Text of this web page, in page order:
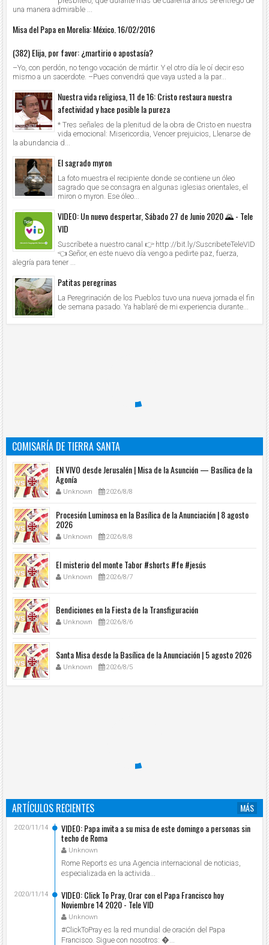
una manera admirable ...
Misa del Papa en Morelia: México. 16/02/2016
(382) Elija, por favor: ¿martirio o apostasía?
–Yo, con perdón, no tengo vocación de mártir. Y el otro día le oí decir eso
mismo a un sacerdote. –Pues convendrá que vaya usted a la par...
Nuestra vida religiosa, 11 de 16: Cristo restaura nuestra
afectividad y hace posible la pureza
* Tres señales de la plenitud de la obra de Cristo en nuestra
vida emocional: Misericordia, Vencer prejuicios, Llenarse de
la abundancia d...
El sagrado myron
La foto muestra el recipiente donde se contiene un óleo
sagrado que se consagra en algunas iglesias orientales, el
miron o myron. Ese óleo...
VIDEO: Un nuevo despertar, Sábado 27 de Junio 2020 🌄 - Tele
VID
Suscríbete a nuestro canal 👉 http://bit.ly/SuscribeteTeleVID
👈 Señor, en este nuevo día vengo a pedirte paz, fuerza,
alegría para tener ...
Patitas peregrinas
La Peregrinación de los Pueblos tuvo una nueva jornada el fin
de semana pasado. Ya hablaré de mi experiencia durante...
COMISARÍA DE TIERRA SANTA
EN VIVO desde Jerusalén | Misa de la Asunción — Basílica de la
Agonía
Unknown 2026/8/8
Procesión Luminosa en la Basílica de la Anunciación | 8 agosto
2026
Unknown 2026/8/8
El misterio del monte Tabor #shorts #fe #jesús
Unknown 2026/8/7
Bendiciones en la Fiesta de la Transfiguración
Unknown 2026/8/6
Santa Misa desde la Basílica de la Anunciación | 5 agosto 2026
Unknown 2026/8/5
ARTÍCULOS RECIENTES
MÁS
VIDEO: Papa invita a su misa de este domingo a personas sin
techo de Roma
Unknown
2020/11/14
Rome Reports es una Agencia internacional de noticias,
especializada en la activida...
VIDEO: Click To Pray, Orar con el Papa Francisco hoy
Noviembre 14 2020 - Tele VID
Unknown
2020/11/14
#ClickToPray es la red mundial de oración del Papa
Francisco. Sigue con nosotros: ...